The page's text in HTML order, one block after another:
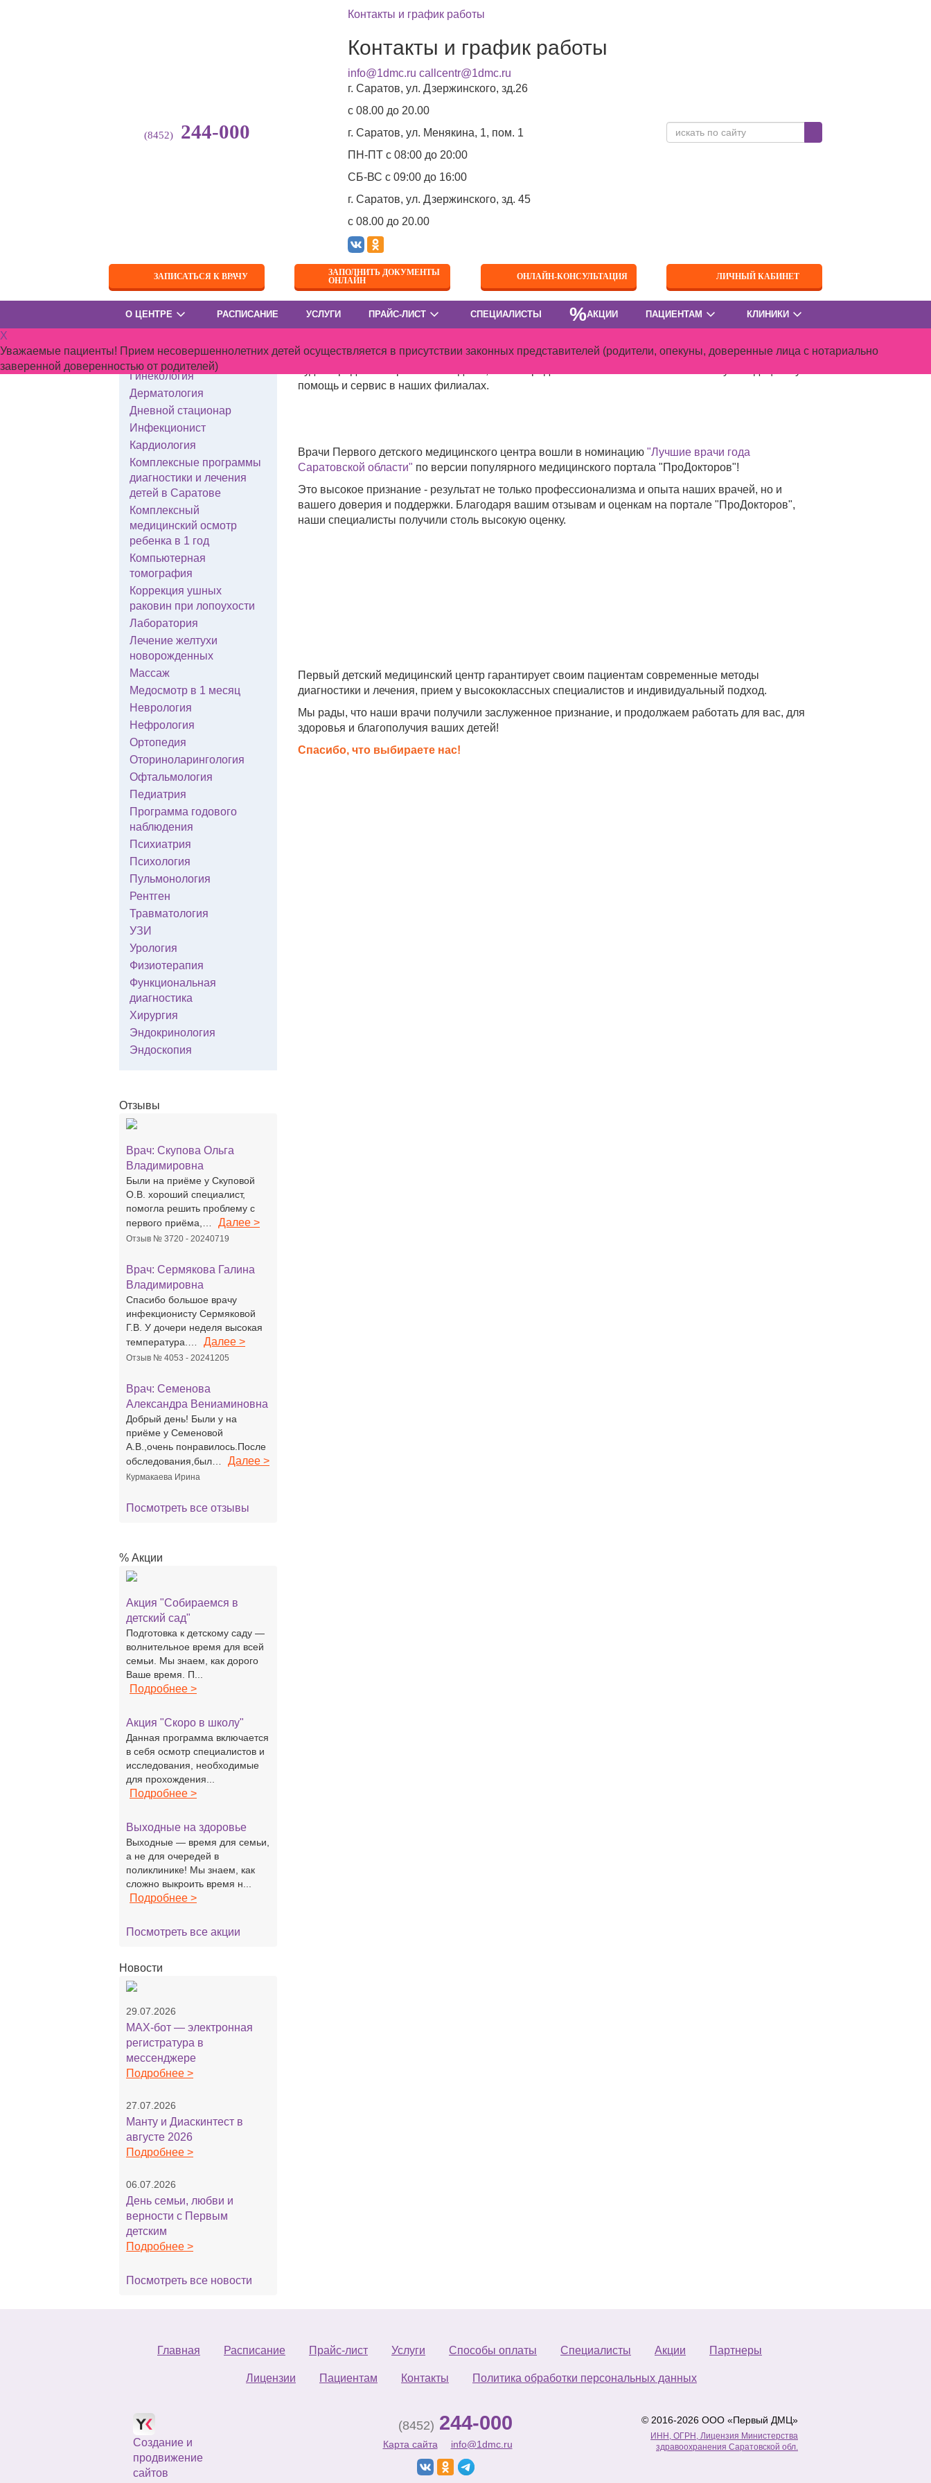
(8452) 244-000
Контакты и график работы
Контакты и график работы
info@1dmc.ru callcentr@1dmc.ru
г. Саратов, ул. Дзержинского, зд.26
c 08.00 до 20.00
г. Саратов, ул. Менякина, 1, пом. 1
ПН-ПТс 08:00 до 20:00
СБ-ВС с 09:00 до 16:00
г. Саратов, ул. Дзержинского, зд. 45
c 08.00 до 20.00
ЗАПИСАТЬСЯ К ВРАЧУ
ЗАПОЛНИТЬ ДОКУМЕНТЫ
ОНЛАЙН
ОНЛАЙН-КОНСУЛЬТАЦИЯ ЛИЧНЫЙ КАБИНЕТ
О ЦЕНТРЕ РАСПИСАНИЕ УСЛУГИ ПРАЙС-ЛИСТ СПЕЦИАЛИСТЫ %АКЦИИ ПАЦИЕНТАМ КЛИНИКИ
X
Уважаемые пациенты! Прием несовершеннолетних детей осуществляется в присутствии законных представителей (родители, опекуны, доверенные лица с нотариально
заверенной доверенностью от родителей)
Первый детский медицинский центр в ТОП 10 клиник Саратовской области
Первый детский медицинский центр в ТОП
10 клиник Саратовской области
Друзья!
Мы с радостью делимся отличной новостью! По версии портала "ПроДокторов" 2024 года, два
наших филиала – на Дзержинского, 26 и на Менякина, 1 – вошли вТОП 10 лучших частных клиник
Саратовской области! Это невероятная честь для нас и мы очень гордимся этой наградой.
который оставил отзыв о нашей клинике. Ваши комментарии – лучшая мотивация для нас, и мы
помощь и сервис в наших филиалах.
Врачи Первого детского медицинского центра вошли в номинацию "Лучшие врачи года
Саратовской области" по версии популярного медицинского портала "ПроДокторов"!
Это высокое признание - результат не только профессионализма и опыта наших врачей, но и
вашего доверия и поддержки. Благодаря вашим отзывам и оценкам на портале "ПроДокторов",
наши специалисты получили столь высокую оценку.
Первый детский медицинский центр гарантирует своим пациентам современные методы
диагностики и лечения, прием у высококлассных специалистов и индивидуальный подход.
Мы рады, что наши врачи получили заслуженное признание, и продолжаем работать для вас, для
здоровья и благополучия ваших детей!
Спасибо, что выбираете нас!
Выдача справок и
заключений
Генетик
Гинекология
Дерматология
Дневной стационар
Инфекционист
Кардиология
Комплексные программы
диагностики и лечения
детей в Саратове
Комплексный
медицинский осмотр
ребенка в 1 год
Компьютерная
томография
Коррекция ушных
раковин при лопоухости
Лаборатория
Лечение желтухи
новорожденных
Массаж
Медосмотр в 1 месяц
Неврология
Нефрология
Ортопедия
Оториноларингология
Офтальмология
Педиатрия
Программа годового
наблюдения
Психиатрия
Психология
Пульмонология
Рентген
Травматология
УЗИ
Урология
Физиотерапия
Функциональная
диагностика
Хирургия
Эндокринология
Эндоскопия
Отзывы
Врач: Скупова Ольга
Владимировна
Были на приёме у Скуповой
О.В. хороший специалист,
помогла решить проблему с
первого приёма,…
Далее >
Отзыв № 3720 - 20240719
Врач: Сермякова Галина
Владимировна
Спасибо большое врачу
инфекционисту Сермяковой
Г.В. У дочери неделя высокая
температура.…
Далее >
Отзыв № 4053 - 20241205
Врач: Семенова
Александра Вениаминовна
Добрый день! Были у на
приёме у Семеновой
А.В.,очень понравилось.После
обследования,был…
Далее >
Курмакаева Ирина
Посмотреть все отзывы
% Акции
Акция "Собираемся в
детский сад"
Подготовка к детскому саду —
волнительное время для всей
семьи. Мы знаем, как дорого
Ваше время. П...
Подробнее >
Акция "Скоро в школу"
Данная программа включается
в себя осмотр специалистов и
исследования, необходимые
для прохождения...
Подробнее >
Выходные на здоровье
Выходные — время для семьи,
а не для очередей в
поликлинике! Мы знаем, как
сложно выкроить время н...
Подробнее >
Посмотреть все акции
Новости
29.07.2026
MAX-бот — электронная
регистратура в
мессенджере
Подробнее >
27.07.2026
Манту и Диаскинтест в
августе 2026
Подробнее >
06.07.2026
День семьи, любви и
верности с Первым
детским
Подробнее >
Посмотреть все новости
Главная Расписание Прайс-лист Услуги Способы оплаты Специалисты Акции Партнеры
Лицензии Пациентам Контакты Политика обработки персональных данных
Создание и
продвижение
сайтов
(8452) 244-000
Карта сайта info@1dmc.ru
© 2016-2026 ООО «Первый ДМЦ»
ИНН, ОГРН, Лицензия Министерства
здравоохранения Саратовской обл.